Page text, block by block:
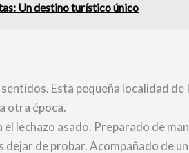
Un destino turístico único
Esta pequeña localidad de
otra época.
lechazo asado. Preparado de
de probar. Acompañado de